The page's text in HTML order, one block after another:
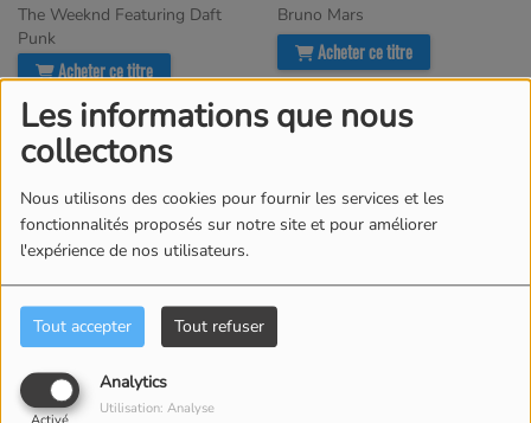
Les informations que nous
collectons
Nous utilisons des cookies pour fournir les services et les
fonctionnalités proposés sur notre site et pour améliorer
l'expérience de nos utilisateurs.
Tout accepter Tout refuser
Analytics
Utilisation: Analyse
The Weeknd Featuring Daft
Punk
Acheter ce titre
Bruno Mars
Acheter ce titre
Shape Of You